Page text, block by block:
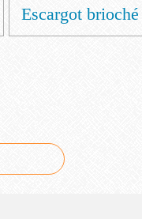
Escargot